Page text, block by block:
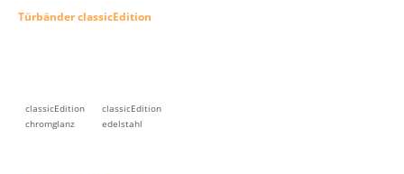
Türbänder classicEdition
classicEdition
chromglanz
classicEdition
edelstahl